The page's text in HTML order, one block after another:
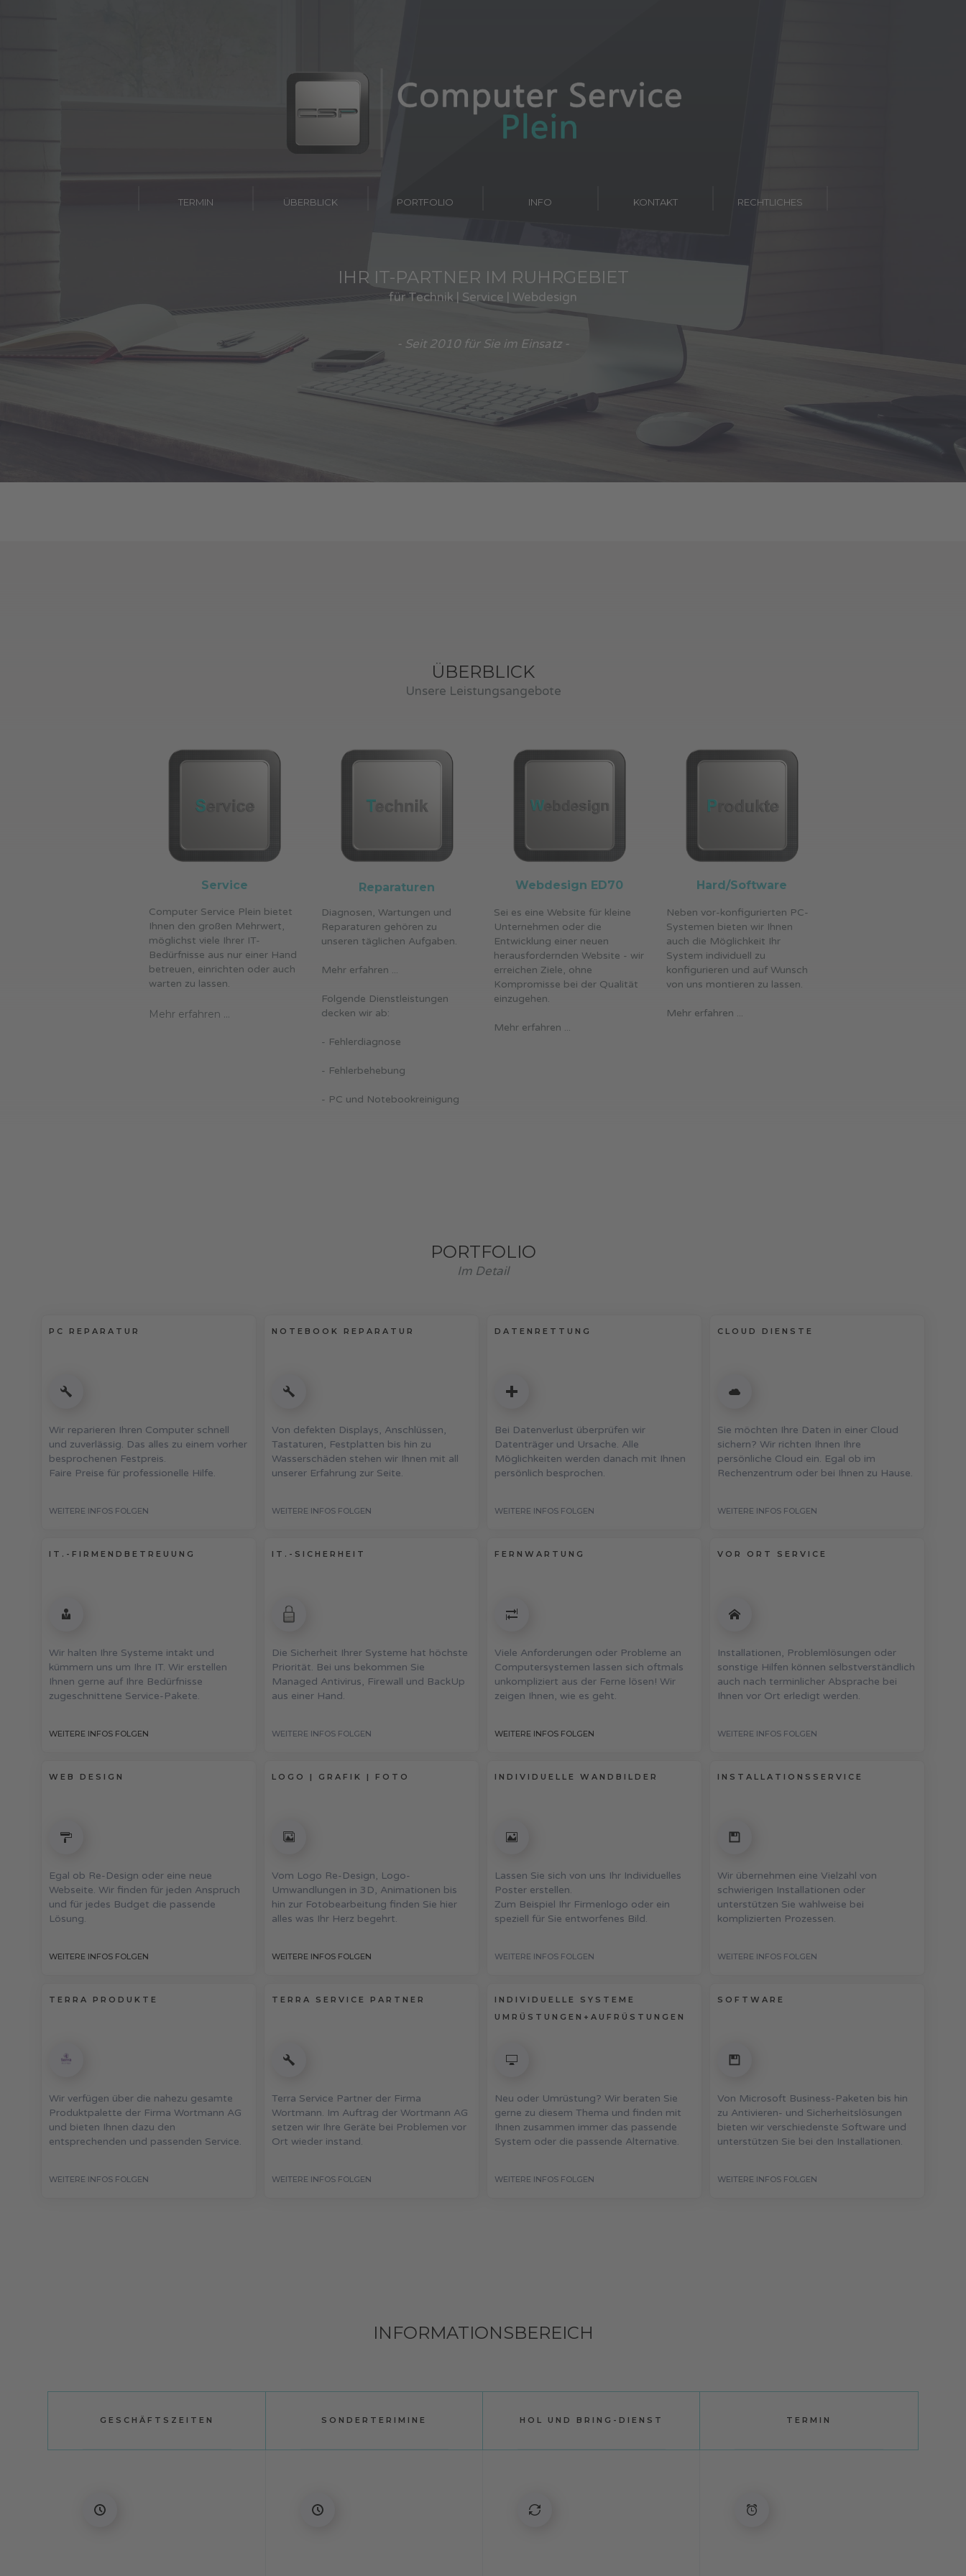
TERMIN ÜBERBLICK PORTFOLIO INFO KONTAKT RECHTLICHES
IHR IT-PARTNER IM RUHRGEBIET
für Technik | Service | Webdesign
- Seit 2010 für Sie im Einsatz -
ÜBERBLICK
Unsere Leistungsangebote
Service
Computer Service Plein bietet
Ihnen den großen Mehrwert,
möglichst viele Ihrer IT-
Bedürfnisse aus nur einer Hand
betreuen, einrichten oder auch
warten zu lassen.
Mehr erfahren ...
Reparaturen
Diagnosen, Wartungen und
Reparaturen gehören zu
unseren täglichen Aufgaben.
Mehr erfahren ...
Folgende Dienstleistungen
decken wir ab:
- Fehlerdiagnose
- Fehlerbehebung
- PC und Notebookreinigung
Webdesign ED70
Sei es eine Website für kleine
Unternehmen oder die
Entwicklung einer neuen
herausfordernden Website - wir
erreichen Ziele, ohne
Kompromisse bei der Qualität
einzugehen.
Mehr erfahren ...
Hard/Software
Neben vor-konfigurierten PC-
Systemen bieten wir Ihnen
auch die Möglichkeit Ihr
System individuell zu
konfigurieren und auf Wunsch
von uns montieren zu lassen.
Mehr erfahren ...
PORTFOLIO
Im Detail
PC REPARATUR
Wir reparieren Ihren Computer schnell
und zuverlässig. Das alles zu einem vorher
besprochenen Festpreis.
Faire Preise für professionelle Hilfe.
WEITERE INFOS FOLGEN
NOTEBOOK REPARATUR
Von defekten Displays, Anschlüssen,
Tastaturen, Festplatten bis hin zu
Wasserschäden stehen wir Ihnen mit all
unserer Erfahrung zur Seite.
WEITERE INFOS FOLGEN
DATENRETTUNG
Bei Datenverlust überprüfen wir
Datenträger und Ursache. Alle
Möglichkeiten werden danach mit Ihnen
persönlich besprochen.
WEITERE INFOS FOLGEN
CLOUD DIENSTE
Sie möchten Ihre Daten in einer Cloud
sichern? Wir richten Ihnen Ihre
persönliche Cloud ein. Egal ob im
Rechenzentrum oder bei Ihnen zu Hause.
WEITERE INFOS FOLGEN
IT.-FIRMENDBETREUUNG
Wir halten Ihre Systeme intakt und
kümmern uns um Ihre IT. Wir erstellen
Ihnen gerne auf Ihre Bedürfnisse
zugeschnittene Service-Pakete.
WEITERE INFOS FOLGEN
IT.-SICHERHEIT
Die Sicherheit Ihrer Systeme hat höchste
Priorität. Bei uns bekommen Sie
Managed Antivirus, Firewall und BackUp
aus einer Hand.
WEITERE INFOS FOLGEN
FERNWARTUNG
Viele Anforderungen oder Probleme an
Computersystemen lassen sich oftmals
unkompliziert aus der Ferne lösen! Wir
zeigen Ihnen, wie es geht.
WEITERE INFOS FOLGEN
VOR ORT SERVICE
Installationen, Problemlösungen oder
sonstige Hilfen können selbstverständlich
auch nach terminlicher Absprache bei
Ihnen vor Ort erledigt werden.
WEITERE INFOS FOLGEN
WEB DESIGN
Egal ob Re-Design oder eine neue
Webseite. Wir finden für jeden Anspruch
und für jedes Budget die passende
Lösung.
WEITERE INFOS FOLGEN
LOGO | GRAFIK | FOTO
Vom Logo Re-Design, Logo-
Umwandlungen in 3D, Animationen bis
hin zur Fotobearbeitung finden Sie hier
alles was Ihr Herz begehrt.
WEITERE INFOS FOLGEN
INDIVIDUELLE WANDBILDER
Lassen Sie sich von uns Ihr Individuelles
Poster erstellen.
Zum Beispiel Ihr Firmenlogo oder ein
speziell für Sie entworfenes Bild.
WEITERE INFOS FOLGEN
INSTALLATIONSSERVICE
Wir übernehmen eine Vielzahl von
schwierigen Installationen oder
unterstützen Sie wahlweise bei
komplizierten Prozessen.
WEITERE INFOS FOLGEN
TERRA PRODUKTE
Wir verfügen über die nahezu gesamte
Produktpalette der Firma Wortmann AG
und bieten Ihnen dazu den
entsprechenden und passenden Service.
WEITERE INFOS FOLGEN
TERRA SERVICE PARTNER
Terra Service Partner der Firma
Wortmann. Im Auftrag der Wortmann AG
setzen wir Ihre Geräte bei Problemen vor
Ort wieder instand.
WEITERE INFOS FOLGEN
INDIVIDUELLE SYSTEME
UMRÜSTUNGEN+AUFRÜSTUNGEN
Neu oder Umrüstung? Wir beraten Sie
gerne zu diesem Thema und finden mit
Ihnen zusammen immer das passende
System oder die passende Alternative.
WEITERE INFOS FOLGEN
SOFTWARE
Von Microsoft Business-Paketen bis hin
zu Antivieren- und Sicherheitslösungen
bieten wir verschiedenste Software und
unterstützen Sie bei den Installationen.
WEITERE INFOS FOLGEN
INFORMATIONSBEREICH
GESCHÄFTSZEITEN SONDERTERIMINE HOL UND BRING-DIENST TERMIN